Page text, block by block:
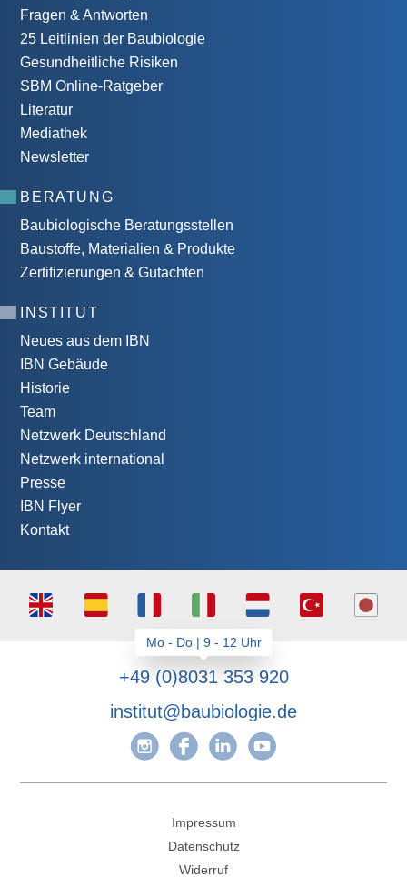
Fragen & Antworten
25 Leitlinien der Baubiologie
Gesundheitliche Risiken
SBM Online-Ratgeber
Literatur
Mediathek
Newsletter
BERATUNG
Baubiologische Beratungsstellen
Baustoffe, Materialien & Produkte
Zertifizierungen & Gutachten
INSTITUT
Neues aus dem IBN
IBN Gebäude
Historie
Team
Netzwerk Deutschland
Netzwerk international
Presse
IBN Flyer
Kontakt
+49 (0)8031 353 920
institut@baubiologie.de
Impressum
Datenschutz
Widerruf